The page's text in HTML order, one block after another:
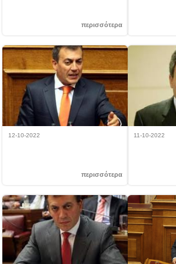
περισσότερα
12-10-2022
περισσότερα
11-10-2022